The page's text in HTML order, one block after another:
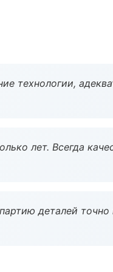
технологии,
лет. Всегда
деталей